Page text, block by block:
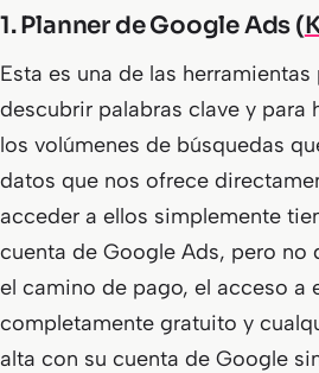
1.Planner de Google Ads (
Esta es una de las
descubrir palabras clave y para
los volúmenes de búsquedas
datos que nos ofrece
acceder a ellos simplemente
cuenta de Google Ads, pero no
el camino de pago, el acceso a
completamente gratuito y
alta con su cuenta de Google